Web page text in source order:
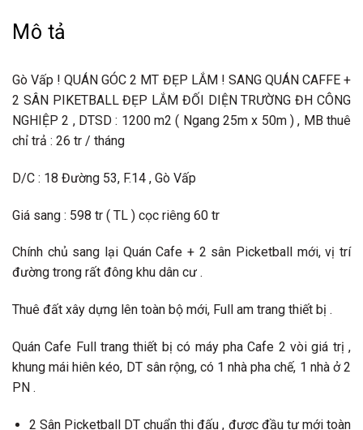
Mô tả
Gò Vấp ! QUÁN GÓC 2 MT ĐẸP LẮM ! SANG QUÁN CAFFE +
2 SÂN PIKETBALL ĐẸP LẮM ĐỐI DIỆN TRƯỜNG ĐH CÔNG
NGHIỆP 2 , DTSD : 1200 m2 ( Ngang 25m x 50m ) , MB thuê
chỉ trả : 26 tr / tháng
D/C : 18 Đường 53, F.14 , Gò Vấp
Giá sang : 598 tr ( TL ) cọc riêng 60 tr
Chính chủ sang lại Quán Cafe + 2 sân Picketball mới, vị trí
đường trong rất đông khu dân cư .
Thuê đất xây dựng lên toàn bộ mới, Full am trang thiết bị .
Quán Cafe Full trang thiết bị có máy pha Cafe 2 vòi giá trị ,
khung mái hiên kéo, DT sân rộng, có 1 nhà pha chế, 1 nhà ở 2
PN .
2 Sân Picketball DT chuẩn thi đấu , được đầu tư mới toàn